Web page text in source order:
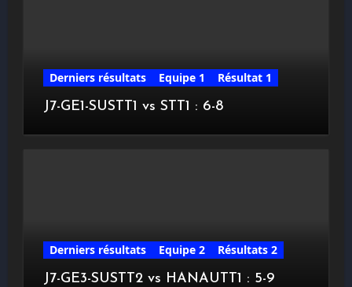
Derniers résultats Equipe 1
Résultat 1
J7-GE1-SUSTT1 vs STT1 : 6-8
Derniers résultats Equipe 2
Résultats 2
J7-GE3-SUSTT2 vs HANAUTT1 : 5-9